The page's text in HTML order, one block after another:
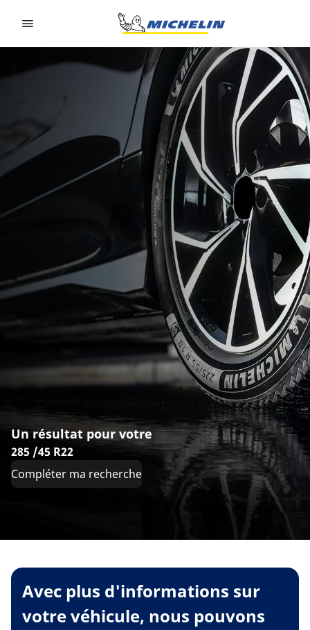
Un résultat pour votre
285 /45 R22
Compléter ma recherche
Avec plus d'informations sur
votre véhicule, nous pouvons